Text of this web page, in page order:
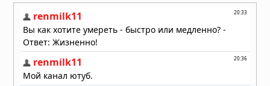
Сон собаки глазами науки
10.07.2026 в 06:02